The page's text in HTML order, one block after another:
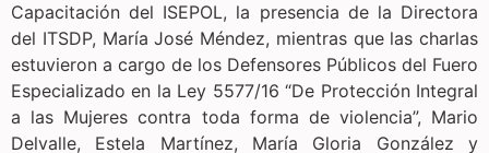
Capacitación del ISEPOL, la presencia de la Directora
del ITSDP, María José Méndez, mientras que las charlas
estuvieron a cargo de los Defensores Públicos del Fuero
Especializado en la Ley 5577/16 “De Protección Integral
a las Mujeres contra toda forma de violencia”, Mario
Delvalle, Estela Martínez, María Gloria González y